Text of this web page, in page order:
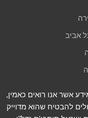
אביב
אשר אנו רואים כאמין,
להבטיח שהוא מדוייק